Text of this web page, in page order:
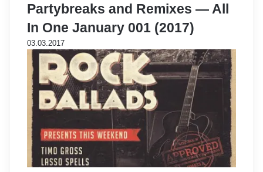
Partybreaks and Remixes — All
In One January 001 (2017)
03.03.2017